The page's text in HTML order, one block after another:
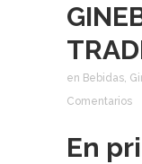
en Bebidas,
Comentarios
En